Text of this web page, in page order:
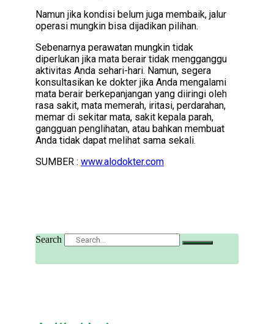
Namun jika kondisi belum juga membaik, jalur
operasi mungkin bisa dijadikan pilihan.
Sebenarnya perawatan mungkin tidak
diperlukan jika mata berair tidak mengganggu
aktivitas Anda sehari-hari. Namun, segera
konsultasikan ke dokter jika Anda mengalami
mata berair berkepanjangan yang diiringi oleh
rasa sakit, mata memerah, iritasi, perdarahan,
memar di sekitar mata, sakit kepala parah,
gangguan penglihatan, atau bahkan membuat
Anda tidak dapat melihat sama sekali.
SUMBER : www.alodokter.com
Search